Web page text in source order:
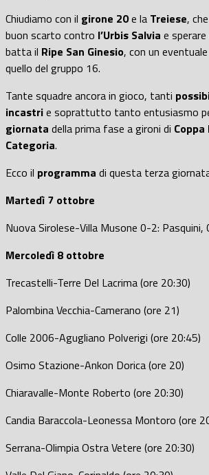
Chiudiamo con il girone 20e la Treiese,
buon scarto contro l’Urbis Salvia e sperare
batta il Ripe San Ginesio, con un
quello del gruppo 16.
Tante squadre ancora in gioco, tanti
incastrie soprattutto tanto entusiasmo
giornata della prima fase a gironi di
Categoria.
Ecco il programma di questa terza
Martedì 7 ottobre
Nuova Sirolese-Villa Musone 0-2: Pasquini,
Mercoledì 8 ottobre
Trecastelli-Terre Del Lacrima (ore 20:30)
Palombina Vecchia-Camerano (ore 21)
Colle 2006-Agugliano Polverigi (ore 20:45)
Osimo Stazione-Ankon Dorica (ore 20)
Chiaravalle-Monte Roberto (ore 20:30)
Candia Baraccola-Leonessa Montoro (ore
Serrana-Olimpia Ostra Vetere (ore 20:30)